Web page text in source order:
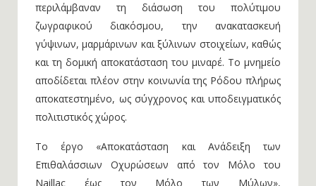
περιλάμβαναν τη διάσωση του πολύτιμου
ζωγραφικού διακόσμου, την ανακατασκευή
γύψινων, μαρμάρινων και ξύλινων στοιχείων, καθώς
και τη δομική αποκατάσταση του μιναρέ. Το μνημείο
αποδίδεται πλέον στην κοινωνία της Ρόδου πλήρως
αποκατεστημένο, ως σύγχρονος και υποδειγματικός
πολιτιστικός χώρος.
Το έργο «Αποκατάσταση και Ανάδειξη των
Επιθαλάσσιων Οχυρώσεων από τον Μόλο του
Naillac έως τον Μόλο των Μύλων»,